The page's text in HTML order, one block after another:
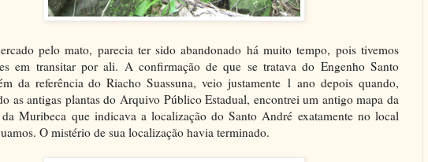
pelo mato, parecia ter sido abandonado há muito tempo, pois tivemos
em transitar por ali. A confirmação de que se tratava do Engenho Santo
da referência do Riacho Suassuna, veio justamente 1 ano depois quando,
as antigas plantas do Arquivo Público Estadual, encontrei um antigo mapa da
da Muribeca que indicava a localização do Santo André exatamente no local
O mistério de sua localização havia terminado.